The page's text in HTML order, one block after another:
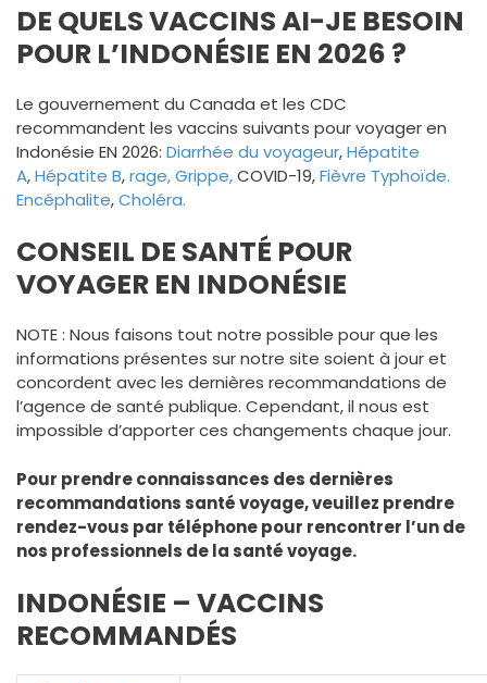
DE QUELS VACCINS AI-JE BESOIN
POUR L’INDONÉSIE EN 2026 ?
Le gouvernement du Canada et les CDC
recommandent les vaccins suivants pour voyager en
Indonésie EN 2026: Diarrhée du voyageur,Hépatite
A,Hépatite B,rage,Grippe,COVID-19,Fièvre Typhoïde.
Encéphalite,Choléra.
CONSEIL DE SANTÉ POUR
VOYAGER EN INDONÉSIE
NOTE : Nous faisons tout notre possible pour que les
informations présentes sur notre site soient à jour et
concordent avec les dernières recommandations de
l’agence de santé publique. Cependant, il nous est
impossible d’apporter ces changements chaque jour.
Pour prendre connaissances des dernières
recommandations santé voyage, veuillez prendre
rendez-vous par téléphone pour rencontrer l’un de
nos professionnels de la santé voyage.
INDONÉSIE – VACCINS
RECOMMANDÉS